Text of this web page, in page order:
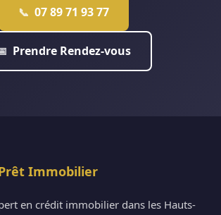
📞 07 89 71 93 77
Prendre Rendez-vous
Immobilier
en crédit immobilier dans les Hauts-